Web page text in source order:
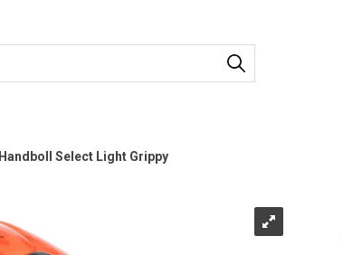
Handboll Select Light Grippy